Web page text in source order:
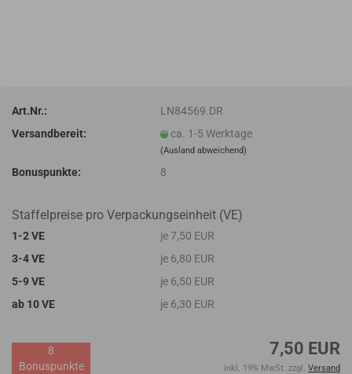
Art.Nr.:
LN84569.DR
Versandbereit:
ca. 1-5 Werktage
(Ausland abweichend)
Bonuspunkte: 8
Staffelpreise pro Verpackungseinheit (VE)
1-2 VE
je 7,50 EUR
3-4 VE
je 6,80 EUR
5-9 VE
je 6,50 EUR
ab 10 VE
je 6,30 EUR
7,50 EUR
inkl. 19% MwSt. zzgl. Versand
8
Bonuspunkte